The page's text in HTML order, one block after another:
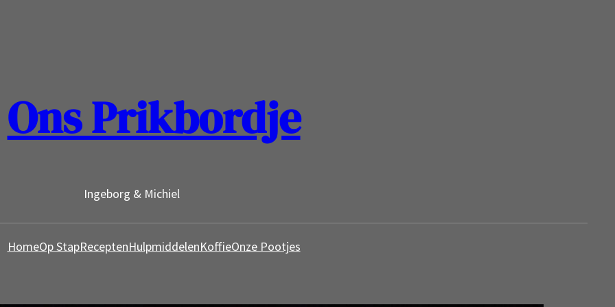
Ons Prikbordje
Ingeborg & Michiel
HomeOp StapReceptenHulpmiddelenKoffieOnze Pootjes